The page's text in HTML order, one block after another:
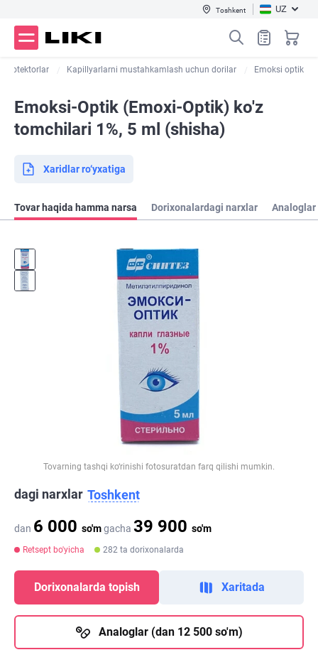
Toshkent UZ
Kapillyarlarni mustahkamlash uchun dorilar Emoksi optik
Emoksi-Optik (Emoxi-Optik) ko'z
tomchilari 1%, 5 ml (shisha)
Xaridlar ro‘yxatiga
Tovar haqida hamma narsa Dorixonalardagi narxlar Analoglar
Tovarning tashqi ko‘rinishi fotosuratdan farq qilishi mumkin.
dagi narxlar Toshkent
dan 6 000 so'mgacha 39 900 so'm
Retsept bo'yicha 282 ta dorixonalarda
Dorixonalarda topish Xaritada
Analoglar (dan 12 500 so'm)